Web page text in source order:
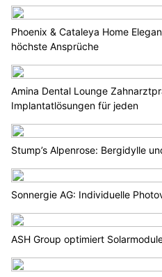
Phoenix & Cataleya Home
höchste Ansprüche
Amina Dental Lounge
Implantatlösungen für jeden
Stump’s Alpenrose: Bergidylle
Sonnergie AG: Individuelle
ASH Group optimiert